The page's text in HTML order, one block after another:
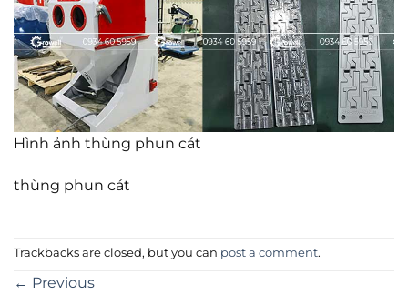
Hình ảnh thùng phun cát
thùng phun cát
Trackbacks are closed, but you can post a comment.
← Previous